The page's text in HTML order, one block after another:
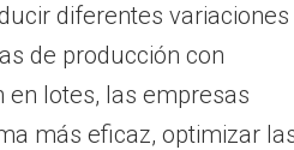
diferentes variaciones
de producción con
lotes, las empresas
más eficaz, optimizar